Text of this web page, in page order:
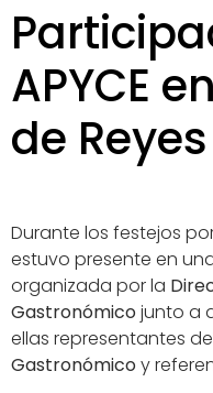
APYCE
de
Durante los festejos
estuvo presente en
organizada por la
Gastronómico junto a
ellas representantes
Gastronómico y